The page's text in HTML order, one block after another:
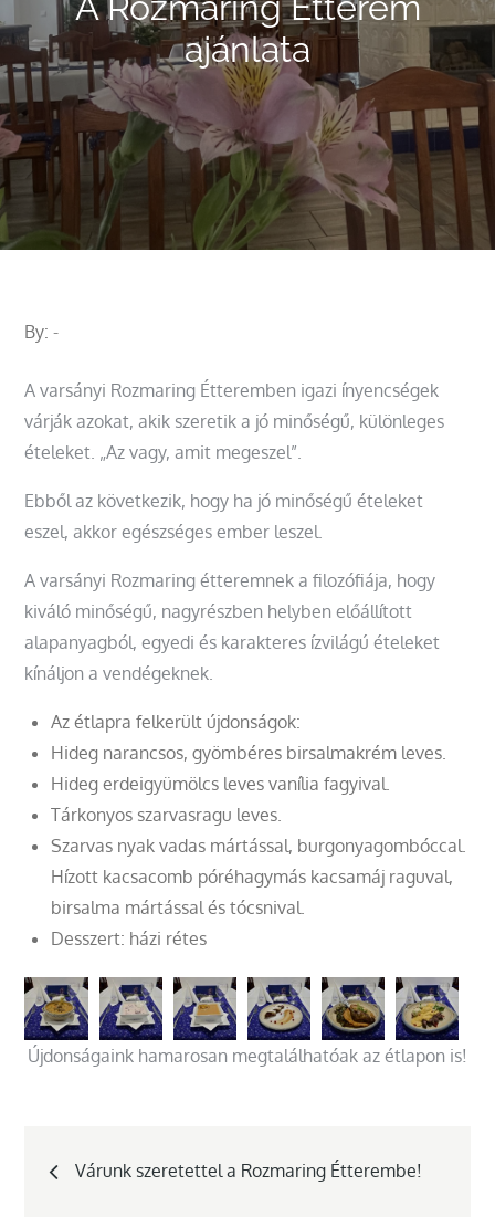
ajánlata
By:-
A varsányi Rozmaring Étteremben igazi ínyencségek
várják azokat, akik szeretik a jó minőségű, különleges
ételeket. „Az vagy, amit megeszel”.
Ebből az következik, hogy ha jó minőségű ételeket
eszel, akkor egészséges ember leszel.
A varsányi Rozmaring étteremnek a filozófiája, hogy
kiváló minőségű, nagyrészben helyben előállított
alapanyagból, egyedi és karakteres ízvilágú ételeket
kínáljon a vendégeknek.
Az étlapra felkerült újdonságok:
Hideg narancsos, gyömbéres birsalmakrém leves.
Hideg erdeigyümölcs leves vanília fagyival.
Tárkonyos szarvasragu leves.
Szarvas nyak vadas mártással, burgonyagombóccal.
Hízott kacsacomb póréhagymás kacsamáj raguval,
birsalma mártással és tócsnival.
Desszert: házi rétes
Újdonságaink hamarosan megtalálhatóak az étlapon is!
Bejegyzés
Várunk szeretettel a Rozmaring Étterembe!